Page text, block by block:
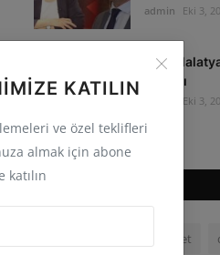
KATILIN
ve özel teklifleri
almak için abone
katılın
admin Eki 3,
CHP
Yapıldı
Eki 3,
adalet